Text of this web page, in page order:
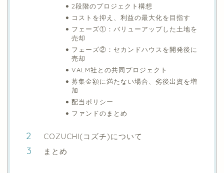
プロジェクト概要
本ファンドの特徴
観光需要が高い鎌倉・稲村ヶ崎
資産価値が高い、国道134号線に位置
2段階のプロジェクト構想
コストを抑え、利益の最大化を目指す
フェーズ①：バリューアップした土地を
売却
フェーズ②：セカンドハウスを開発後に
募集金額に満たない場合、劣後出資を増
加